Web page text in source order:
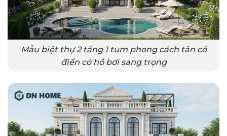
Mẫu biệt thự 2 tầng 1 tum phong cách tân cổ
điển có hồ bơi sang trọng